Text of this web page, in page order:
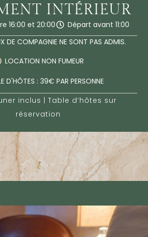
INTÉRIEUR
16:00 et 20:00
Départ avant 11:00
DE COMPAGNIE NE SONT PAS ADMIS.
LOCATION NON FUMEUR
D'HÔTES : 39€ PAR PERSONNE
inclus | Table d’hôtes sur
réservation